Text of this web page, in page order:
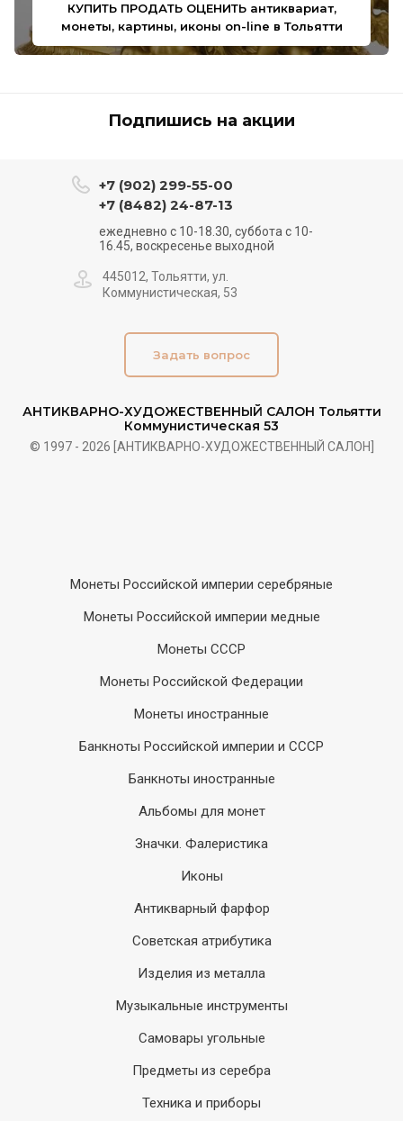
КУПИТЬ ПРОДАТЬ ОЦЕНИТЬ антиквариат,
монеты, картины, иконы on-line в Тольятти
Подпишись на акции
АНТИКВАРНО-ХУДОЖЕСТВЕННЫЙ САЛОН Тольятти
Коммунистическая 53
© 1997 - 2026 [АНТИКВАРНО-ХУДОЖЕСТВЕННЫЙ САЛОН]
+7 (902) 299-55-00
+7 (8482) 24-87-13
ежедневно с 10-18.30, суббота с 10-
16.45, воскресенье выходной
445012, Тольятти, ул.
Коммунистическая, 53
Задать вопрос
Монеты Российской империи серебряные
Монеты Российской империи медные
Монеты СССР
Монеты Российской Федерации
Монеты иностранные
Банкноты Российской империи и СССР
Банкноты иностранные
Альбомы для монет
Значки. Фалеристика
Иконы
Антикварный фарфор
Советская атрибутика
Изделия из металла
Музыкальные инструменты
Самовары угольные
Предметы из серебра
Техника и приборы